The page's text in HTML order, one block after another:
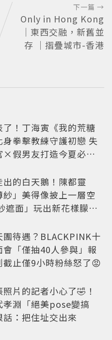
下一篇 →
Only in Hong Kong
｜東西交融，新舊並
存 ｜摺疊城市-香港
了！丁海寅《我的荒糖
身拳擊教練守護初戀 失
×假男友打造今夏必看
出的白天鵝！陳都靈
紗」美得像披上一層空
遮面」玩出新花樣朦朧
團待遇？BLACKPINK十
會「僅抽40人參與」報
截止僅9小時粉絲怒了😡
片的記者小心了🤣！
孝淵「絕美pose變搞
話：把住址交出來